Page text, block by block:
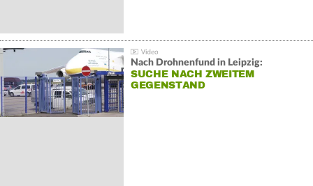
Nach Drohnenfund in Leipzig:
SUCHE NACH ZWEITEM
GEGENSTAND